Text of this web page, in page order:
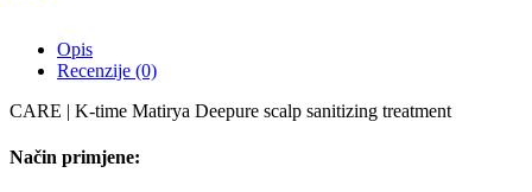
Opis
Recenzije (0)
CARE | K-time Matirya Deepure scalp sanitizing treatment
Način primjene: